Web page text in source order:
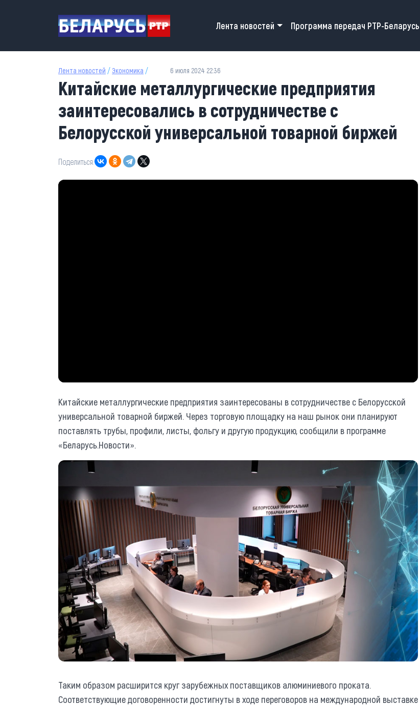
Main navigation
Лента новостей Программа передач РТР-Беларусь
Лента новостей / Экономика / 6 июля 2024 22:36
Китайские металлургические предприятия
заинтересовались в сотрудничестве с
Белорусской универсальной товарной биржей
Поделиться:
Китайские металлургические предприятия заинтересованы в сотрудничестве с Белорусской
универсальной товарной биржей. Через торговую площадку на наш рынок они планируют
поставлять трубы, профили, листы, фольгу и другую продукцию, сообщили в программе
«Беларусь.Новости».
Таким образом расширится круг зарубежных поставщиков алюминиевого проката.
Соответствующие договоренности достигнуты в ходе переговоров на международной выставке